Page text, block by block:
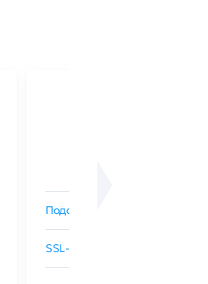
Подобрать SSL-сертификат
SSL-сертификаты GlobalSign